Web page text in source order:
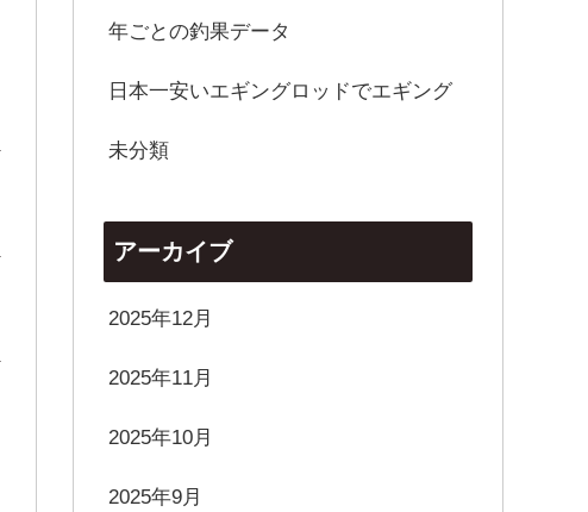
年ごとの釣果データ
日本一安いエギングロッドでエギング
未分類
アーカイブ
2025年12月
2025年11月
2025年10月
2025年9月